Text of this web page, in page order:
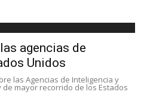
agencias de
Unidos
las Agencias de Inteligencia y
mayor recorrido de los Estados